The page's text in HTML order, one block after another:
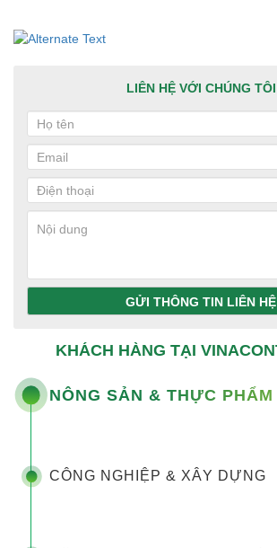
LIÊN HỆ VỚI CHÚNG TÔI
GỬI THÔNG TIN LIÊN HỆ
KHÁCH HÀNG TẠI
NÔNG SẢN & THỰC PHẨM
CÔNG NGHIỆP & XÂY DỰNG